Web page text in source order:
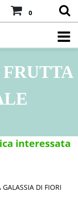
0
interessata
GALASSIA DI FIORI